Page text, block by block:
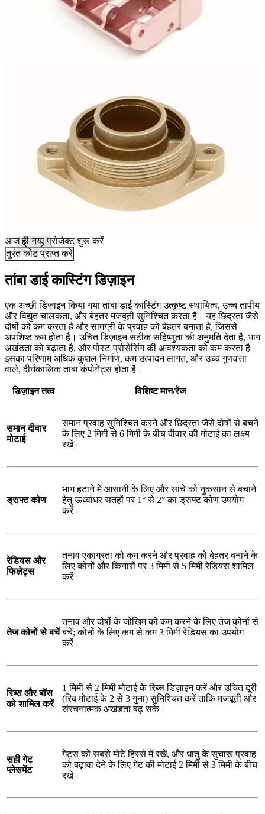
आज ही नया प्रोजेक्ट शुरू करें
तुरंत कोट प्राप्त करें
तांबा डाई कास्टिंग डिज़ाइन
एक अच्छी डिज़ाइन किया गया तांबा डाई कास्टिंग उत्कृष्ट स्थायित्व, उच्च तापीय
और विद्युत चालकता, और बेहतर मजबूती सुनिश्चित करता है। यह छिद्रता जैसे
दोषों को कम करता है और सामग्री के प्रवाह को बेहतर बनाता है, जिससे
अपशिष्ट कम होता है। उचित डिज़ाइन सटीक सहिष्णुता की अनुमति देता है, भाग
अखंडता को बढ़ाता है, और पोस्ट-प्रोसेसिंग की आवश्यकता को कम करता है।
इसका परिणाम अधिक कुशल निर्माण, कम उत्पादन लागत, और उच्च गुणवत्ता
वाले, दीर्घकालिक तांबा कंपोनेंट्स होता है।
डिज़ाइन तत्व विशिष्ट मान/रेंज
समान दीवार
मोटाई
समान प्रवाह सुनिश्चित करने और छिद्रता जैसे दोषों से बचने
के लिए 2 मिमी से 6 मिमी के बीच दीवार की मोटाई का लक्ष्य
रखें।
ड्राफ्ट कोण
भाग हटाने में आसानी के लिए और सांचे को नुकसान से बचाने
हेतु ऊर्ध्वाधर सतहों पर 1° से 2° का ड्राफ्ट कोण उपयोग
करें।
रेडियस और
फिलेट्स
तनाव एकाग्रता को कम करने और प्रवाह को बेहतर बनाने के
लिए कोनों और किनारों पर 3 मिमी से 5 मिमी रेडियस शामिल
करें।
तेज कोनों से बचें
तनाव और दोषों के जोखिम को कम करने के लिए तेज कोनों से
बचें; कोनों के लिए कम से कम 3 मिमी रेडियस का उपयोग
करें।
रिब्स और बॉस
को शामिल करें
1 मिमी से 2 मिमी मोटाई के रिब्स डिज़ाइन करें और उचित दूरी
(रिब मोटाई के 2 से 3 गुना) सुनिश्चित करें ताकि मजबूती और
संरचनात्मक अखंडता बढ़ सके।
सही गेट
प्लेसमेंट
गेट्स को सबसे मोटे हिस्से में रखें, और धातु के सुचारू प्रवाह
को बढ़ावा देने के लिए गेट की मोटाई 2 मिमी से 3 मिमी के बीच
रखें।